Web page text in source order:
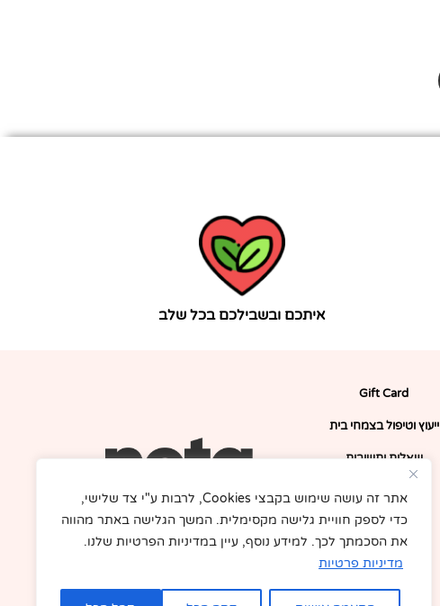
אתר זה עושה שימוש בקבצי Cookies, לרבות ע"י צד שלישי,
כדי לספק חוויית גלישה מקסימלית. המשך הגלישה באתר מהווה
את הסכמתך לכך. למידע נוסף, עיין במדיניות הפרטיות שלנו.
מדיניות פרטיות
איתכם ובשבילכם בכל שלב
Gift Card
ייעוץ וטיפול בצמחי בית
שאלות ותשובות
תקנון
בלוג
I
n
s
g
F
a
c
o